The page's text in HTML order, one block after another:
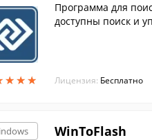
★★★
★★★
Программа для
доступны поиск и
Лицензия: Бесплатно
WinToFlash